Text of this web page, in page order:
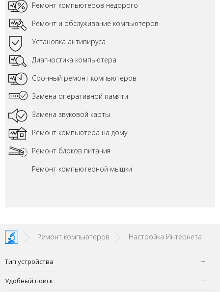
Ремонт компьютеров недорого
Ремонт и обслуживание компьютеров
Установка антивируса
Диагностика компьютера
Срочный ремонт компьютеров
Замена оперативной памяти
Замена звуковой карты
Ремонт компьютера на дому
Ремонт блоков питания
Ремонт компьютерной мышки
Ремонт компьютеров Настройка Интернета
Тип устройства
Удобный поиск